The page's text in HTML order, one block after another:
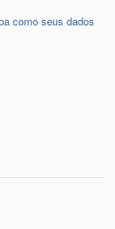
como seus dados